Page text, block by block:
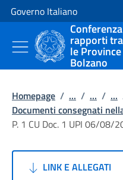
Vai al contenuto
Vai alla navigazione del sito
Governo Italiano
rapporti
le
Bolzano
Homepage / ... / ... / ...
Documenti consegnati
P. 1 CU Doc. 1 UPI 06/08/
LINK E ALLEGATI